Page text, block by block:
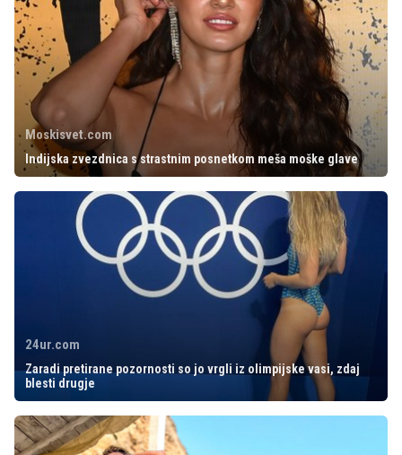
Moskisvet.com
Indijska zvezdnica s strastnim posnetkom meša moške glave
24ur.com
Zaradi pretirane pozornosti so jo vrgli iz olimpijske vasi, zdaj
blesti drugje